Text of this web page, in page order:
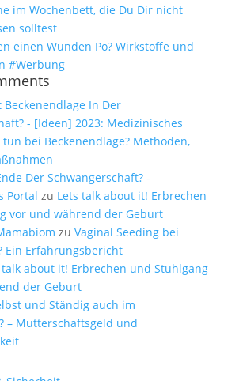
im Wochenbett, die Du Dir nicht
solltest
einen Wunden Po? Wirkstoffe und
#Werbung
Beckenendlage In Der
- [Ideen] 2023: Medizinisches
tun bei Beckenendlage? Methoden,
Der Schwangerschaft? -
Portal zu Lets talk about it! Erbrechen
vor und während der Geburt
zu Vaginal Seeding bei
Ein Erfahrungsbericht
talk about it! Erbrechen und Stuhlgang
der Geburt
und Ständig auch im
– Mutterschaftsgeld und